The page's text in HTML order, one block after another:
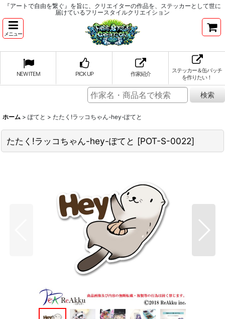
『アートで自由を繋ぐ』を旨に、クリエイターの作品を、ステッカーとして世に
届けているフリースタイルクリエイション
メニュー
NEW ITEM PICK UP 作家紹介
ステッカー＆缶バッチ
を作りたい！
ホーム > ぽてと > たたく!ラッコちゃん-hey-ぽてと
たたく!ラッコちゃん-hey-ぽてと [POT-S-0022]